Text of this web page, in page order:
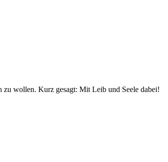
zu wollen. Kurz gesagt: Mit Leib und Seele dabei!